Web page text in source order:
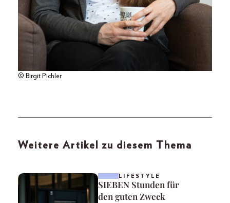
© Birgit Pichler
Weitere Artikel zu diesem Thema
LIFESTYLE
SIEBEN Stunden für
den guten Zweck